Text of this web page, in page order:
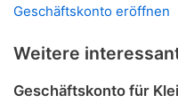
Geschäftskonto eröffnen
Weitere
Geschäftskonto für